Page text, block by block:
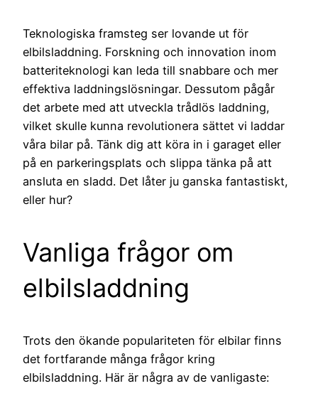
Teknologiska framsteg ser lovande ut för
elbilsladdning. Forskning och innovation inom
batteriteknologi kan leda till snabbare och mer
effektiva laddningslösningar. Dessutom pågår
det arbete med att utveckla trådlös laddning,
vilket skulle kunna revolutionera sättet vi laddar
våra bilar på. Tänk dig att köra in i garaget eller
på en parkeringsplats och slippa tänka på att
ansluta en sladd. Det låter ju ganska fantastiskt,
eller hur?
Vanliga frågor om
elbilsladdning
Trots den ökande populariteten för elbilar finns
det fortfarande många frågor kring
elbilsladdning. Här är några av de vanligaste: